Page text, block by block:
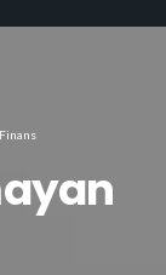
Finans